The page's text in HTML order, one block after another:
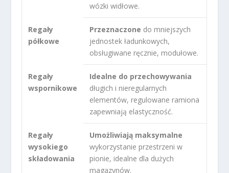
wózki widłowe.
Regały
półkowe
Przeznaczone do mniejszych
jednostek ładunkowych,
obsługiwane ręcznie, modułowe.
Regały
wspornikowe
Idealne do przechowywania
długich i nieregularnych
elementów, regulowane ramiona
zapewniają elastyczność.
Regały
wysokiego
składowania
Umożliwiają maksymalne
wykorzystanie przestrzeni w
pionie, idealne dla dużych
magazynów.